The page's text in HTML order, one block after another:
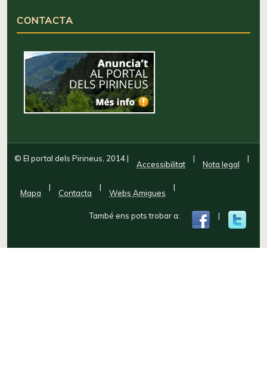
CONTACTA
© El portal dels Pirineus, 2014|
Accessibilitat
|
Nota legal
|
Mapa
|
Contacta
|
Webs Amigues
|
També ens pots trobar a: |